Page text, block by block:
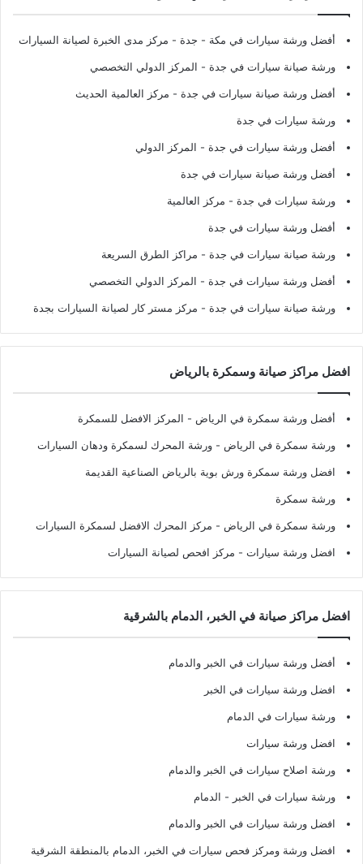
أفضل ورشة سيارات في مكة - جدة - مركز مدى الخبرة لصيانة السيارات
ورشة صيانة سيارات في جدة - المركز الدولي التخصصي
أفضل ورشة صيانة سيارات في جدة - مركز العالمية الحديث
ورشة سيارات في جدة
أفضل ورشة سيارات في جدة - المركز الدولي
أفضل ورشة صيانة سيارات في جدة
ورشة سيارات في جدة - مركز العالمية
أفضل ورشة سيارات في جدة
ورشة صيانة سيارات في جدة - مراكز الطرق السريعة
أفضل ورشة سيارات في جدة - المركز الدولي التخصصي
ورشة صيانة سيارات في جدة - مركز مستر كار لصيانة السيارات بجدة
افضل مراكز صيانة وسمكرة بالرياض
أفضل ورشة سمكرة في الرياض - المركز الافضل للسمكرة
ورشة سمكرة في الرياض - ورشة المحرك لسمكرة ودهان السيارات
افضل ورشة سمكرة ورش بوية بالرياض الصناعية القديمة
ورشة سمكرة
ورشة سمكرة في الرياض - مركز المحرك الافضل لسمكرة السيارات
افضل ورشة سيارات - مركز افحص لصيانة السيارات
افضل مراكز صيانة في الخبر، الدمام بالشرقية
أفضل ورشة سيارات في الخبر والدمام
افضل ورشة سيارات في الخبر
ورشة سيارات في الدمام
افضل ورشة سيارات
ورشة اصلاح سيارات في الخبر والدمام
ورشة سيارات في الخبر - الدمام
افضل ورشة سيارات في الخبر والدمام
افضل ورشة ومركز فحص سيارات في الخبر، الدمام بالمنطقة الشرقية